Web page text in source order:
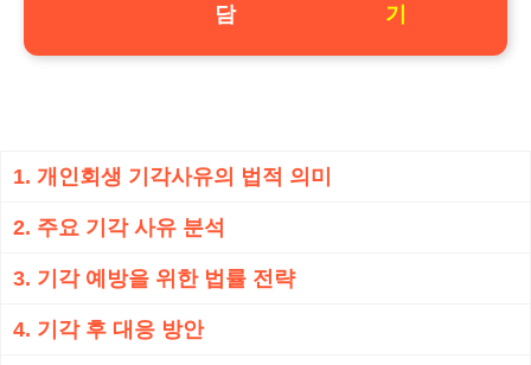
담
기
1. 개인회생 기각사유의 법적 의미
2. 주요 기각 사유 분석
3. 기각 예방을 위한 법률 전략
4. 기각 후 대응 방안